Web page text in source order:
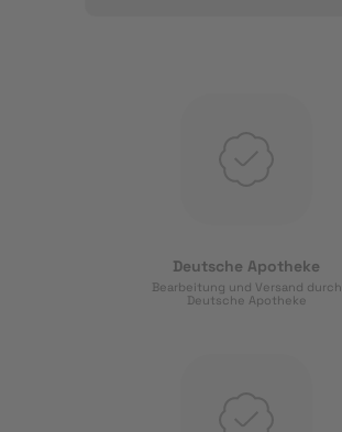
Deutsche Apotheke
Bearbeitung und Versand durch
Deutsche Apotheke